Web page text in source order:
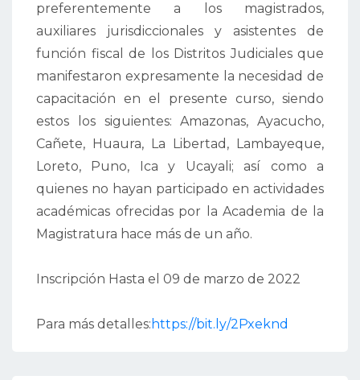
preferentemente a los magistrados,
auxiliares jurisdiccionales y asistentes de
función fiscal de los Distritos Judiciales que
manifestaron expresamente la necesidad de
capacitación en el presente curso, siendo
estos los siguientes: Amazonas, Ayacucho,
Cañete, Huaura, La Libertad, Lambayeque,
Loreto, Puno, Ica y Ucayali; así como a
quienes no hayan participado en actividades
académicas ofrecidas por la Academia de la
Magistratura hace más de un año.
Inscripción Hasta el 09 de marzo de 2022
Para más detalles: https://bit.ly/2Pxeknd